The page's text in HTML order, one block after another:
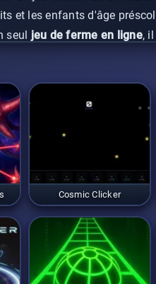
et les enfants d'âge
seul jeu de ferme en ligne,
Cosmic Clicker